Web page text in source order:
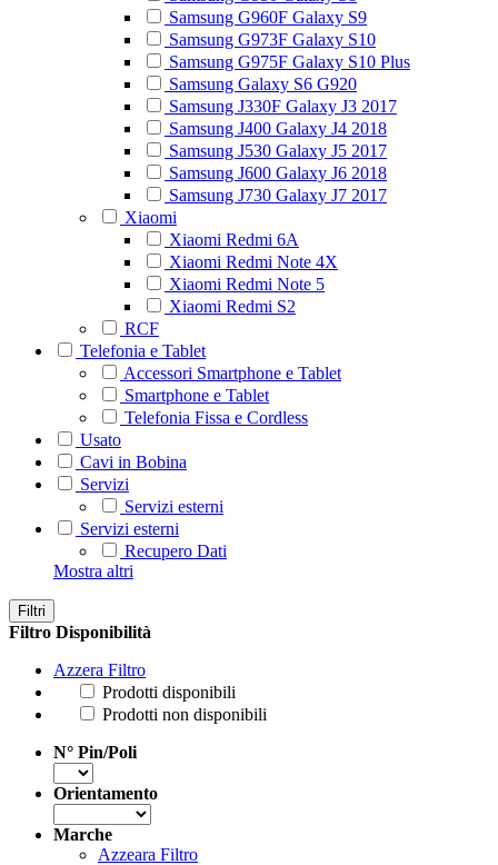
Samsung G960F Galaxy S9
Samsung G973F Galaxy S10
Samsung G975F Galaxy S10 Plus
Samsung Galaxy S6 G920
Samsung J330F Galaxy J3 2017
Samsung J400 Galaxy J4 2018
Samsung J530 Galaxy J5 2017
Samsung J600 Galaxy J6 2018
Samsung J730 Galaxy J7 2017
Xiaomi
Xiaomi Redmi 6A
Xiaomi Redmi Note 4X
Xiaomi Redmi Note 5
Xiaomi Redmi S2
RCF
Telefonia e Tablet
Accessori Smartphone e Tablet
Smartphone e Tablet
Telefonia Fissa e Cordless
Usato
Cavi in Bobina
Servizi
Servizi esterni
Servizi esterni
Recupero Dati
Mostra altri
Filtri
Filtro Disponibilità
Azzera Filtro
Prodotti disponibili
Prodotti non disponibili
N° Pin/Poli
Orientamento
Marche
Azzeara Filtro